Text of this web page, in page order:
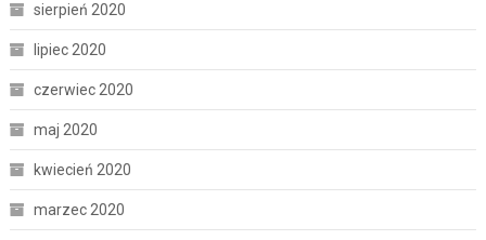
sierpień 2020
lipiec 2020
czerwiec 2020
maj 2020
kwiecień 2020
marzec 2020